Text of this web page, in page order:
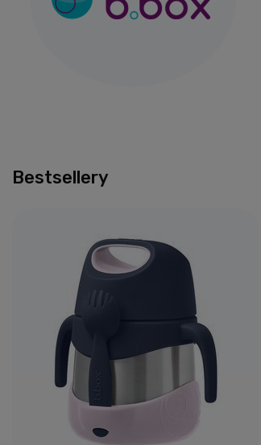
Bestsellery